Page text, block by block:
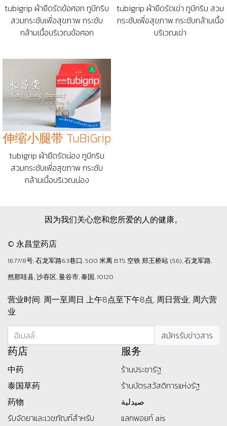
tubigrip ผ้ายืดรัดข้อศอก ทูบีกริบ
สวมกระชับเพื่อสุขภาพ กระชับ
กล้ามเนื้อบริเวณข้อศอก
tubigrip ผ้ายืดรัดเข่า ทูบีกริบ สวม
กระชับเพื่อสุขภาพ กระชับกล้ามเนื้อ
บริเวณเข่า
伸缩小腿带 TuBiGrip
tubigrip ผ้ายืดรัดน่อง ทูบีกริบ
สวมกระชับเพื่อสุขภาพ กระชับ
กล้ามเนื้อบริเวณน่อง
因为我们关心您和您所爱的人的健康。
© 永昌堂药店
1677/8号, 石龙军路63巷口, 500 米离 BTS 空铁 郑王桥站 (S6), 石龙军路,
然那哇县, 沙吞区, 曼谷市, 泰国, 10120
营业时间: 周一至周日 上午8点至下午8点, 周日营业, 周六营
业
药店
中药
泰国草药
药物
รับจัดยาและเวชภัณฑ์สำหรับ
服务
ร้านประชารัฐ
ร้านบัตรสว้สดิการแห่งรัฐ
صيدلية
แลกพอยท์ ais